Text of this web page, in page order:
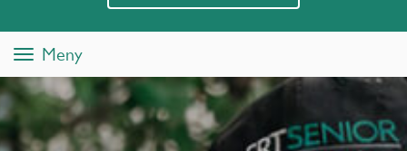
Toggle
navigation
Meny